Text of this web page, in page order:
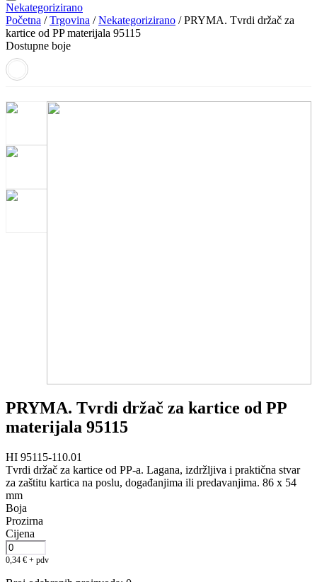
Nekategorizirano
Početna /Trgovina /Nekategorizirano / PRYMA. Tvrdi držač za
kartice od PP materijala 95115
Dostupne boje
PRYMA. Tvrdi držač za kartice od PP
materijala 95115
HI 95115-110.01
Tvrdi držač za kartice od PP‑a. Lagana, izdržljiva i praktična stvar
za zaštitu kartica na poslu, događanjima ili predavanjima. 86 x 54
mm
Boja
Prozirna
Cijena
0,34 € + pdv